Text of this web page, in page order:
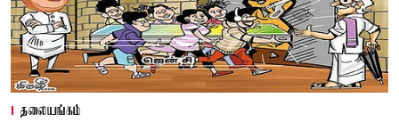
தலையங்கம்